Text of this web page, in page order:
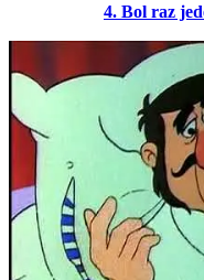
4. Bol raz